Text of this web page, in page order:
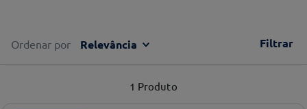
Ordenar por Relevância Filtrar
1 Produto